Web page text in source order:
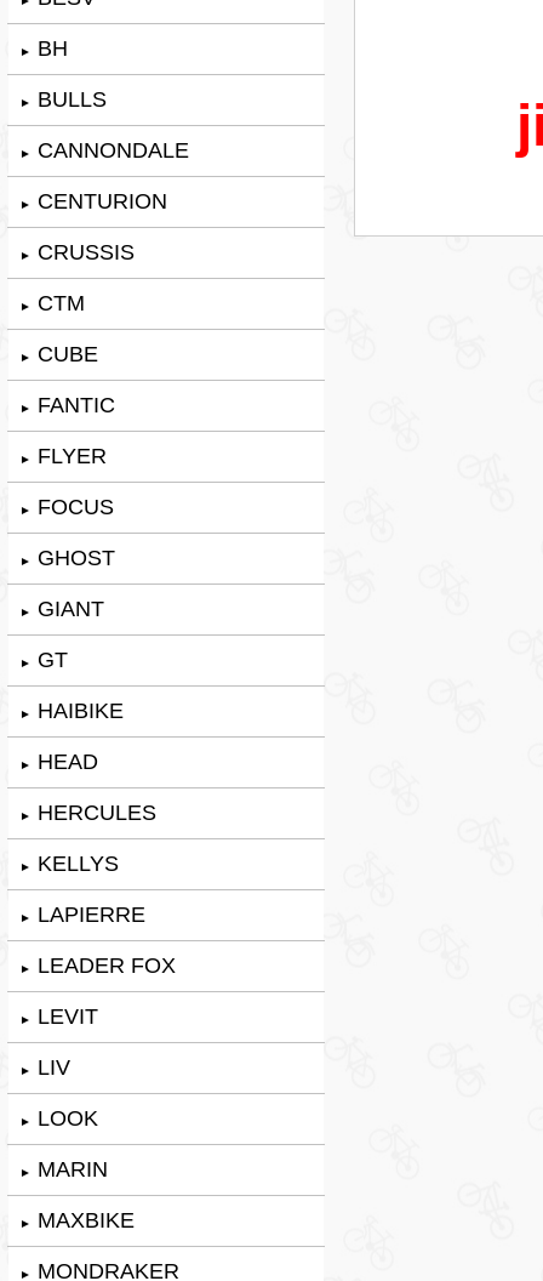
► BH
► BULLS
► CANNONDALE
► CENTURION
► CRUSSIS
► CTM
► CUBE
► FANTIC
► FLYER
► FOCUS
► GHOST
► GIANT
► GT
► HAIBIKE
► HEAD
► HERCULES
► KELLYS
► LAPIERRE
► LEADER FOX
► LEVIT
► LIV
► LOOK
► MARIN
► MAXBIKE
► MONDRAKER